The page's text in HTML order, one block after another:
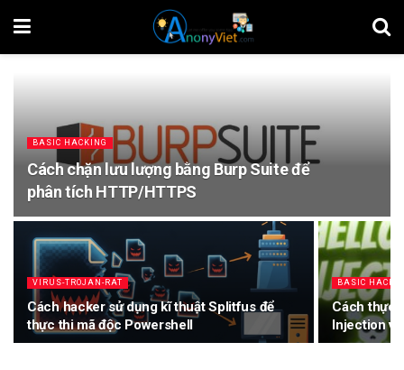
BASIC HACKING
Cách chặn lưu lượng bằng Burp Suite để
phân tích HTTP/HTTPS
VIRUS-TROJAN-RAT
Cách hacker sử dụng kĩ thuật Splitfus để
thực thi mã độc Powershell
BASIC
Cách thực
Injection